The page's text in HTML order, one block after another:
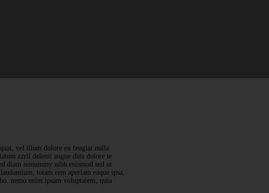
vel illum dolore eu feugiat nulla
zzril delenit augue duis dolore te
diam nonummy nibh euismod sed ut
totam rem aperiam eaque ipsa,
nemo enim ipsam voluptatem, quia